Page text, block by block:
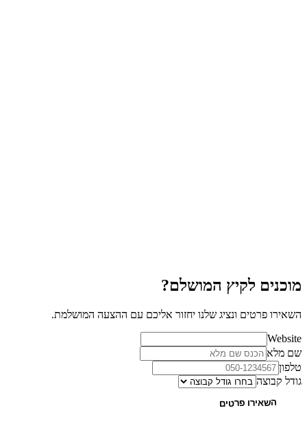
מוכנים לקיץ המושלם?
השאירו פרטים ונציג שלנו יחזור אליכם עם ההצעה המושלמת.
Website
שם מלא
טלפון
גודל קבוצה
השאירו פרטים